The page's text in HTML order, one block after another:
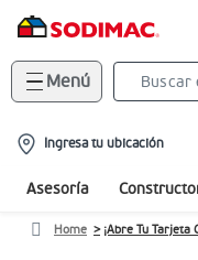
Menú
location-
icon
Ingresa tu ubicación
Asesoría
Home ¡Abre Tu Tarjeta